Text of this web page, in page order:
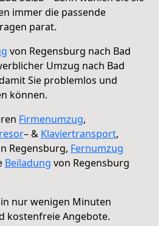
immer die passende
parat.
von Regensburg nach Bad
Umzug nach Bad
Sie problemlos und
können.
Firmenumzug,
– & Klaviertransport,
Regensburg, Fernumzug
Beiladung von Regensburg
in nur wenigen Minuten
kostenfreie Angebote.